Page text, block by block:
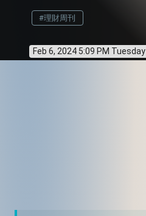
#理財周刊
Feb 6, 2024 5:09 PM Tuesday